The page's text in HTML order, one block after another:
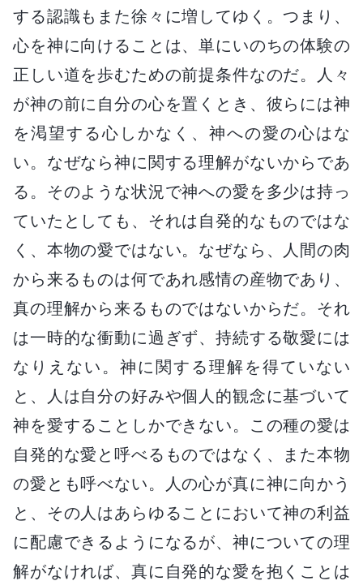
する認識もまた徐々に増してゆく。つまり、
心を神に向けることは、単にいのちの体験の
正しい道を歩むための前提条件なのだ。人々
が神の前に自分の心を置くとき、彼らには神
を渇望する心しかなく、神への愛の心はな
い。なぜなら神に関する理解がないからであ
る。そのような状況で神への愛を多少は持っ
ていたとしても、それは自発的なものではな
く、本物の愛ではない。なぜなら、人間の肉
から来るものは何であれ感情の産物であり、
真の理解から来るものではないからだ。それ
は一時的な衝動に過ぎず、持続する敬愛には
なりえない。神に関する理解を得ていない
と、人は自分の好みや個人的観念に基づいて
神を愛することしかできない。この種の愛は
自発的な愛と呼べるものではなく、また本物
の愛とも呼べない。人の心が真に神に向かう
と、その人はあらゆることにおいて神の利益
に配慮できるようになるが、神についての理
解がなければ、真に自発的な愛を抱くことは